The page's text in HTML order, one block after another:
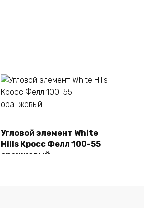
В корзину
Угловой элемент White
Hills Кросс Фелл 100-55
оранжевый